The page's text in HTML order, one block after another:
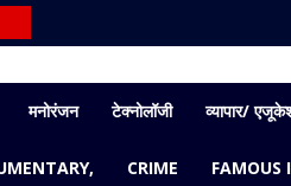
मनोरंजन टेक्नोलॉजी व्यापार/
CRIME FAMOUS